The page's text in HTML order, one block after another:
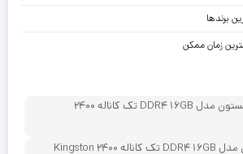
برندها
زمان ممکن
خرید رم دسکتاپ کینگستون مدل DDR4 16GB تک کاناله 2400
رم دسکتاپ کینگستون مدل DDR4 16GB تک کاناله 2400 Kingston